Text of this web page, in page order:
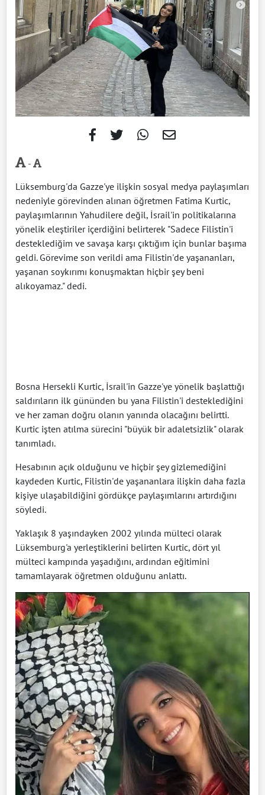
-
Lüksemburg'da Gazze'ye ilişkin sosyal medya paylaşımları
nedeniyle görevinden alınan öğretmen Fatima Kurtic,
paylaşımlarının Yahudilere değil, İsrail'in politikalarına
yönelik eleştiriler içerdiğini belirterek "Sadece Filistin'i
desteklediğim ve savaşa karşı çıktığım için bunlar başıma
geldi. Görevime son verildi ama Filistin'de yaşananları,
yaşanan soykırımı konuşmaktan hiçbir şey beni
alıkoyamaz." dedi.
Bosna Hersekli Kurtic, İsrail'in Gazze'ye yönelik başlattığı
saldırıların ilk gününden bu yana Filistin'i desteklediğini
ve her zaman doğru olanın yanında olacağını belirtti.
Kurtic işten atılma sürecini "büyük bir adaletsizlik" olarak
tanımladı.
Hesabının açık olduğunu ve hiçbir şey gizlemediğini
kaydeden Kurtic, Filistin'de yaşananlara ilişkin daha fazla
kişiye ulaşabildiğini gördükçe paylaşımlarını artırdığını
söyledi.
Yaklaşık 8 yaşındayken 2002 yılında mülteci olarak
Lüksemburg'a yerleştiklerini belirten Kurtic, dört yıl
mülteci kampında yaşadığını, ardından eğitimini
tamamlayarak öğretmen olduğunu anlattı.